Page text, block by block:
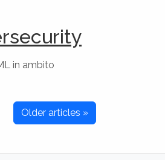
in ambito
Older articles »